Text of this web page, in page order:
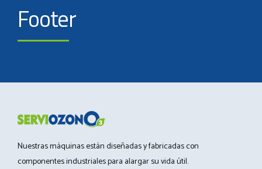
Footer
Nuestras máquinas están diseñadas y fabricadas con
componentes industriales para alargar su vida útil.